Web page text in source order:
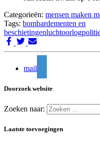
Categorieën: mensen maken
Tags: bombardementen en
beschietingenluchtoorlog
mail
Doorzoek website
Zoeken naar:
Laatste toevoegingen